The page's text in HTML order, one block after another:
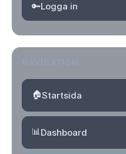
🔑Logga in
🏠Startsida
📊Dashboard